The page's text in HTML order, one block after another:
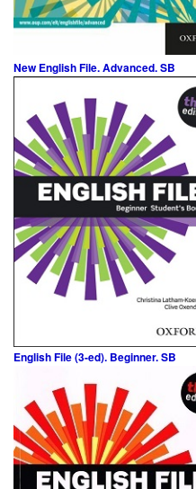
New English File. Advanced. SB
English File (3-ed). Beginner. SB